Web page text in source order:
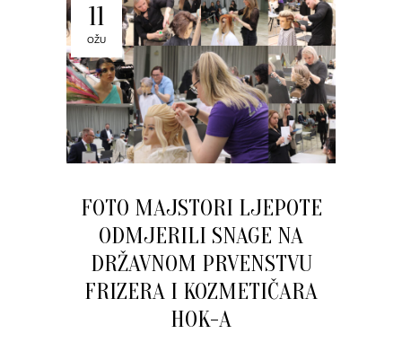
11
OŽU
FOTO MAJSTORI LJEPOTE
ODMJERILI SNAGE NA
DRŽAVNOM PRVENSTVU
FRIZERA I KOZMETIČARA
HOK-A